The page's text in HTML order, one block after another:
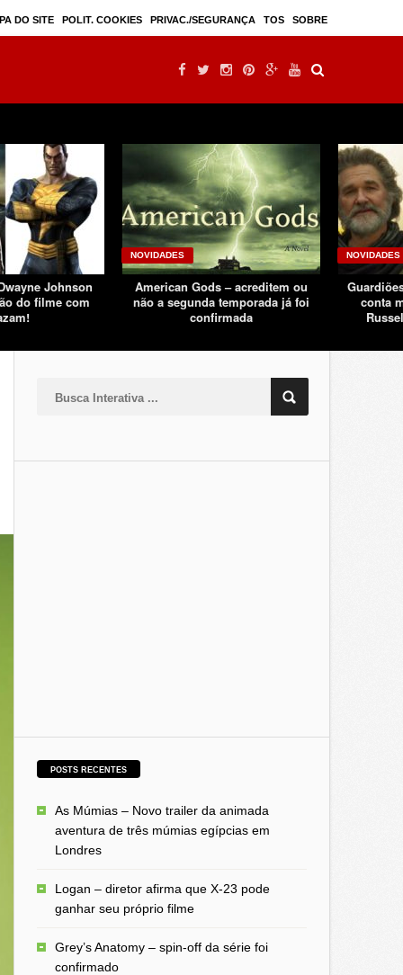
Mulan – filme live-action seguindo sucesso d ...
DO SITE POLIT. COOKIES PRIVAC./SEGURANÇA TOS SOBRE
Johnson
do filme com
NOVIDADES
American Gods – acreditem ou
não a segunda temporada já foi
confirmada
NOVIDADES
conta
POSTS RECENTES
As Múmias – Novo trailer da animada
aventura de três múmias egípcias em
Londres
Logan – diretor afirma que X-23 pode
ganhar seu próprio filme
Grey’s Anatomy – spin-off da série foi
confirmado